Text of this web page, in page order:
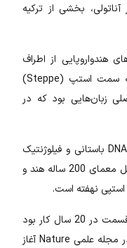
بخشی از ترکیه
از اطراف
آناتولی شروع شده و به سمت شمال به سمت استپ (Steppe)
زبان‌هایی بود که در
دانشمندی به نام گری می‌گوید: بنابراین DNA باستانی و فیلوژنتیک
زبان ترکیب می‌شوند تا نشان دهند که حل معمای 200 ساله هند و
نهفته است.
برای دانشگاه اوکلند، این تحقیق سومین قسمت در 20 سال کار بود
که با مقاله سال 2003 گری و اتکینسون در مجله علمی Nature آغاز